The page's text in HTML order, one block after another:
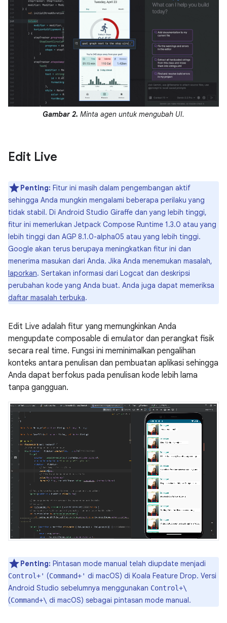
Gambar 2. Minta agen untuk mengubah UI.
Edit Live
Penting: Fitur ini masih dalam pengembangan aktif
sehingga Anda mungkin mengalami beberapa perilaku yang
tidak stabil. Di Android Studio Giraffe dan yang lebih tinggi,
fitur ini memerlukan Jetpack Compose Runtime 1.3.0 atau yang
lebih tinggi dan AGP 8.1.0-alpha05 atau yang lebih tinggi.
Google akan terus berupaya meningkatkan fitur ini dan
menerima masukan dari Anda. Jika Anda menemukan masalah,
laporkan. Sertakan informasi dari Logcat dan deskripsi
perubahan kode yang Anda buat. Anda juga dapat memeriksa
daftar masalah terbuka.
Edit Live adalah fitur yang memungkinkan Anda
mengupdate composable di emulator dan perangkat fisik
secara real time. Fungsi ini meminimalkan pengalihan
konteks antara penulisan dan pembuatan aplikasi sehingga
Anda dapat berfokus pada penulisan kode lebih lama
tanpa gangguan.
Penting: Pintasan mode manual telah diupdate menjadi
Control+' (Command+' di macOS) di Koala Feature Drop. Versi
Android Studio sebelumnya menggunakan Control+\
(Command+\ di macOS) sebagai pintasan mode manual.